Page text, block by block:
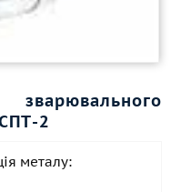
2
металу: